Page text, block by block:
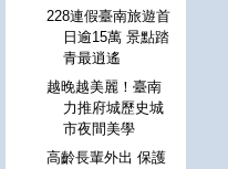
228連假臺南旅遊首
日逾15萬 景點踏
青最逍遙
越晚越美麗！臺南
力推府城歷史城
市夜間美學
高齡長輩外出 保護